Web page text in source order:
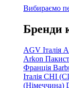
Вибираємо
Бренди
AGV Італія
Arkon
Франція
Італія CHI
(Німеччина)